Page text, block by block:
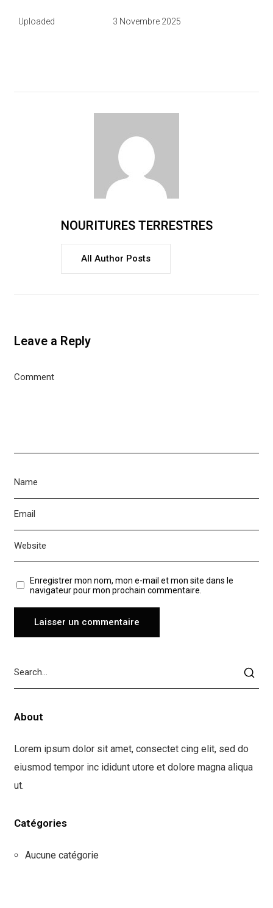
Uploaded 3 Novembre 2025
NOURITURES TERRESTRES
All Author Posts
Leave a Reply
Enregistrer mon nom, mon e-mail et mon site dans le
navigateur pour mon prochain commentaire.
About
Lorem ipsum dolor sit amet, consectet cing elit, sed do
eiusmod tempor inc ididunt utore et dolore magna aliqua
ut.
Catégories
Aucune catégorie